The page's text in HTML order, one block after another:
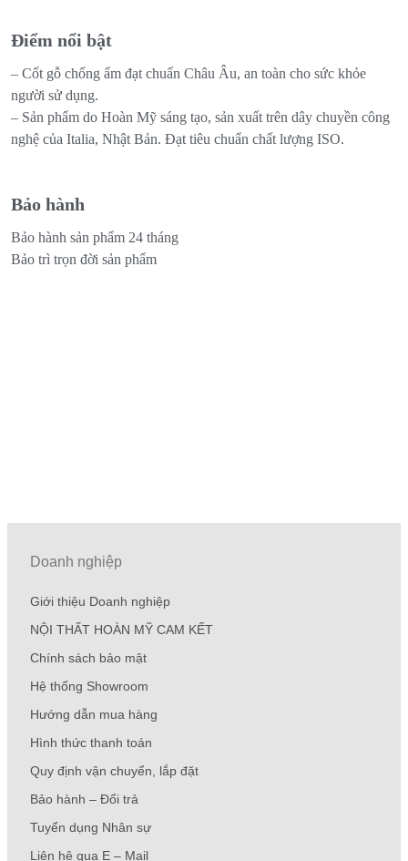
Điểm nổi bật
– Cốt gỗ chống ẩm đạt chuẩn Châu Âu, an toàn cho sức khỏe
người sử dụng.
– Sản phẩm do Hoàn Mỹ sáng tạo, sản xuất trên dây chuyền công
nghệ của Italia, Nhật Bản. Đạt tiêu chuẩn chất lượng ISO.
Bảo hành
Bảo hành sản phẩm 24 tháng
Bảo trì trọn đời sản phẩm
Doanh nghiệp
Giới thiệu Doanh nghiệp
NỘI THẤT HOÀN MỸ CAM KẾT
Chính sách bảo mật
Hệ thống Showroom
Hướng dẫn mua hàng
Hình thức thanh toán
Quy định vận chuyển, lắp đặt
Bảo hành – Đổi trả
Tuyển dụng Nhân sự
Liên hệ qua E – Mail